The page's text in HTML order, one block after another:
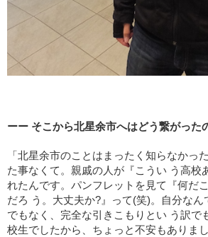
ーー そこから北星余市へはどう繋がった
「北星余市のことはまったく知らなかっ
た事なくて。親戚の人が『こうい う高校
れたんです。パンフレットを見て『何だ
だろ う。大丈夫か?』って(笑)。自分なん
でもなく、完全な引きこもりとい う訳で
校生でしたから、ちょっと不安もありま